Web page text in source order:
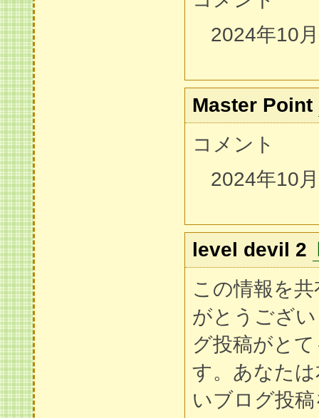
2024年10
Master Point
コメント
2024年10
level devil 2
この情報を
がとうござ
グ投稿がと
す。あなた
いブログ投